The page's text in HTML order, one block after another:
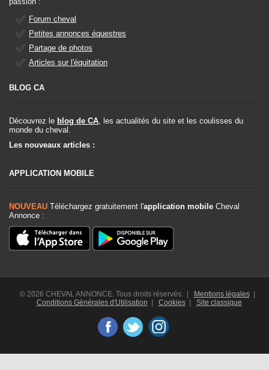
Forum cheval
Petites annonces équestres
Partage de photos
Articles sur l'équitation
BLOG CA
Découvrez le blog de CA , les actualités du site et les coulisses du
monde du cheval.
Les nouveaux articles :
APPLICATION MOBILE
NOUVEAU Téléchargez gratuitement l'application mobile Cheval
Annonce :
© 2026 CHEVAL ANNONCE. Tous droits réservés. | Mentions légales|
Conditions Générales d'Utilisation | Cookies| Site classique